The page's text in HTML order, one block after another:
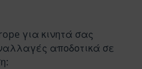
για κινητά σας
αποδοτικά σε